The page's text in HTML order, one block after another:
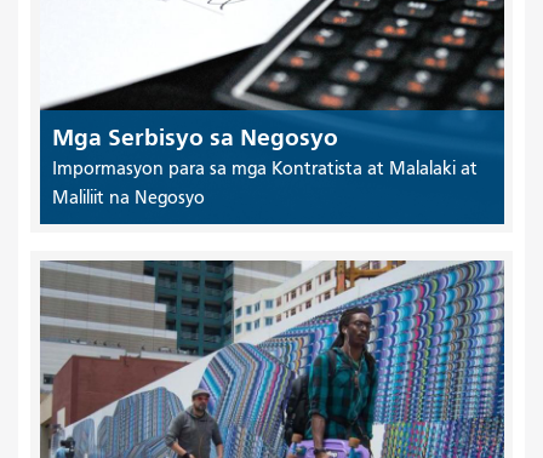
Mga Serbisyo sa Negosyo
Impormasyon para sa mga Kontratista at Malalaki at
Maliliit na Negosyo